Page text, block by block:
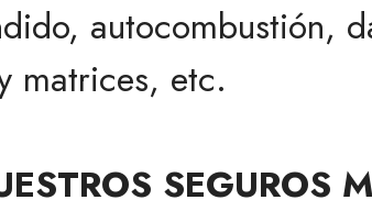
autocombustión,
matrices, etc.
SEGUROS